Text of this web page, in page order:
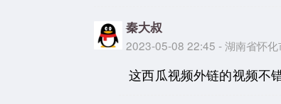
秦大叔
2023-05-08 22:45 - 湖南省怀化
这西瓜视频外链的视频不